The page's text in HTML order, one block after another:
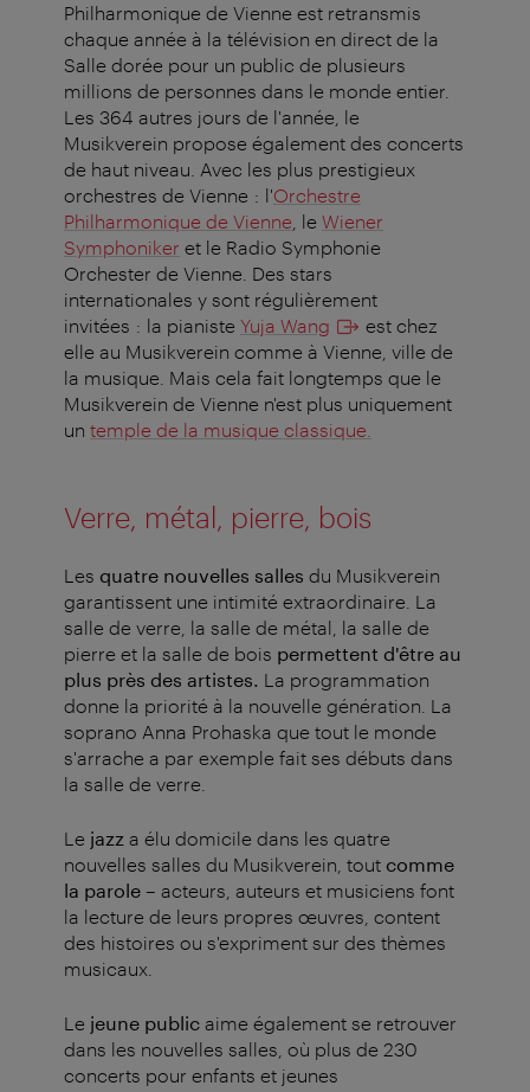
Philharmonique de Vienne est retransmis
chaque année à la télévision en direct de la
Salle dorée pour un public de plusieurs
millions de personnes dans le monde entier.
Les 364 autres jours de l'année, le
Musikverein propose également des concerts
de haut niveau. Avec les plus prestigieux
orchestres de Vienne : l'Orchestre
Philharmonique de Vienne , le Wiener
Symphoniker et le Radio Symphonie
Orchester de Vienne. Des stars
internationales y sont régulièrement
invitées : la pianiste Yuja Wang
est chez
elle au Musikverein comme à Vienne, ville de
la musique. Mais cela fait longtemps que le
Musikverein de Vienne n'est plus uniquement
un temple de la musique classique.
Verre, métal, pierre, bois
Les quatre nouvelles salles du Musikverein
garantissent une intimité extraordinaire. La
salle de verre, la salle de métal, la salle de
pierre et la salle de bois permettent d'être au
plus près des artistes. La programmation
donne la priorité à la nouvelle génération. La
soprano Anna Prohaska que tout le monde
s'arrache a par exemple fait ses débuts dans
la salle de verre.
Le jazz a élu domicile dans les quatre
nouvelles salles du Musikverein, tout comme
la parole – acteurs, auteurs et musiciens font
la lecture de leurs propres œuvres, content
des histoires ou s'expriment sur des thèmes
musicaux.
Le jeune public aime également se retrouver
dans les nouvelles salles, où plus de 230
concerts pour enfants et jeunes